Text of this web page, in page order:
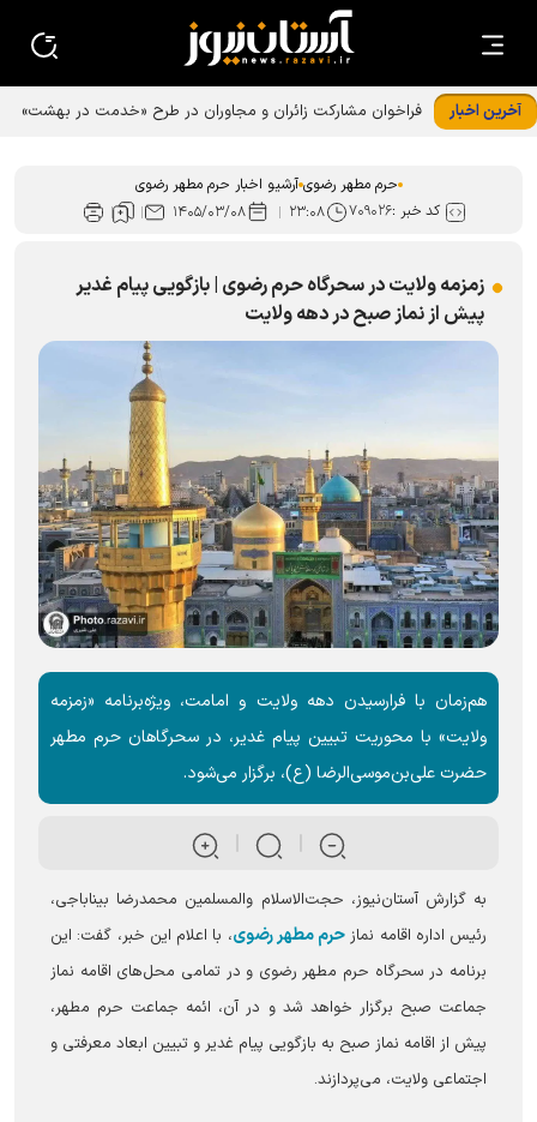
آخرین اخبار
فراخوان مشارکت زائران و مجاوران در طرح «خدمت در بهشت»
حرم مطهر رضوی آرشیو اخبار حرم مطهر رضوی
کد خبر :۷۰۹۰۲۶ ۲۳:۰۸ ۱۴۰۵/۰۳/۰۸
زمزمه ولایت در سحرگاه حرم رضوی | بازگویی پیام غدیر
پیش از نماز صبح در دهه ولایت
هم‌زمان با فرارسیدن دهه ولایت و امامت، ویژه‌برنامه «زمزمه
ولایت» با محوریت تبیین پیام غدیر، در سحرگاهان حرم مطهر
حضرت علی‌بن‌موسی‌الرضا (ع)، برگزار می‌شود.
به گزارش آستان‌نیوز، حجت‌الاسلام والمسلمین محمدرضا بیناباجی،
رئیس اداره اقامه نماز حرم مطهر رضوی، با اعلام این خبر، گفت: این
برنامه در سحرگاه حرم مطهر رضوی و در تمامی محل‌های اقامه نماز
جماعت صبح برگزار خواهد شد و در آن، ائمه جماعت حرم مطهر،
پیش از اقامه نماز صبح به بازگویی پیام غدیر و تبیین ابعاد معرفتی و
اجتماعی ولایت، می‌پردازند.